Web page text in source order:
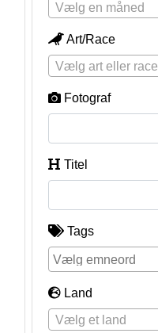
Vælg en måned
Art/Race
Vælg art eller race
Fotograf
Titel
Tags
Land
Vælg et land